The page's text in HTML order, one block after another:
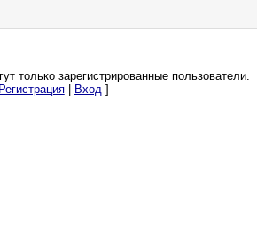
только зарегистрированные пользователи.
Регистрация| Вход]